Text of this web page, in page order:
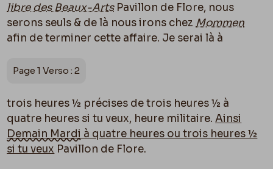
libre des Beaux-ArtsPavillon de Flore, nous
serons seuls & de là nous irons chez Mommen
afin de terminer cette affaire. Je serai là à
Page 1 Verso : 2
trois heures ½ précises de trois heures ½ à
quatre heures si tu veux, heure militaire.Ainsi
Demain Mardi à quatre heures ou trois heures ½
si tu veux Pavillon de Flore.